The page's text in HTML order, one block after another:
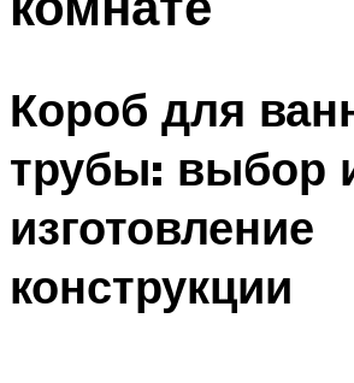
Короб для
трубы: выбор
изготовление
конструкции